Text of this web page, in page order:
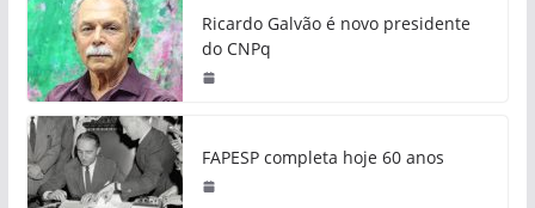
Ricardo Galvão é novo presidente
do CNPq
FAPESP completa hoje 60 anos